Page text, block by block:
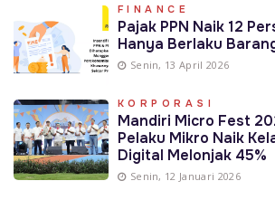
FINANCE
Pajak PPN Naik 12
Hanya Berlaku
Senin, 13 April 2026
KORPORASI
Mandiri Micro Fest
Pelaku Mikro Naik
Digital Melonjak 45%
Senin, 12 Januari 2026